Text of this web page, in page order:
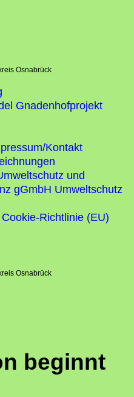
Osnabrück
Gnadenhofprojekt
Kontakt
und
gGmbH Umweltschutz
Cookie-Richtlinie (EU)
Osnabrück
beginnt